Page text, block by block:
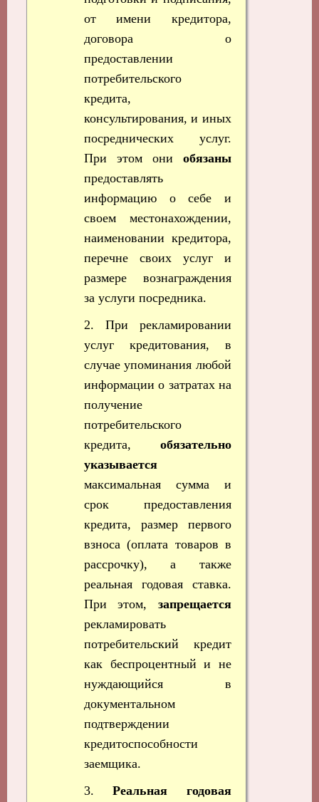
от имени кредитора,
договора о
предоставлении
потребительского
кредита,
консультирования, и иных
посреднических услуг.
При этом они обязаны
предоставлять
информацию о себе и
своем местонахождении,
наименовании кредитора,
перечне своих услуг и
размере вознаграждения
за услуги посредника.
2. При рекламировании
услуг кредитования, в
случае упоминания любой
информации о затратах на
получение
потребительского
кредита, обязательно
указывается
максимальная сумма и
срок предоставления
кредита, размер первого
взноса (оплата товаров в
рассрочку), а также
реальная годовая ставка.
При этом, запрещается
рекламировать
потребительский кредит
как беспроцентный и не
нуждающийся в
документальном
подтверждении
кредитоспособности
заемщика.
3.Реальная годовая